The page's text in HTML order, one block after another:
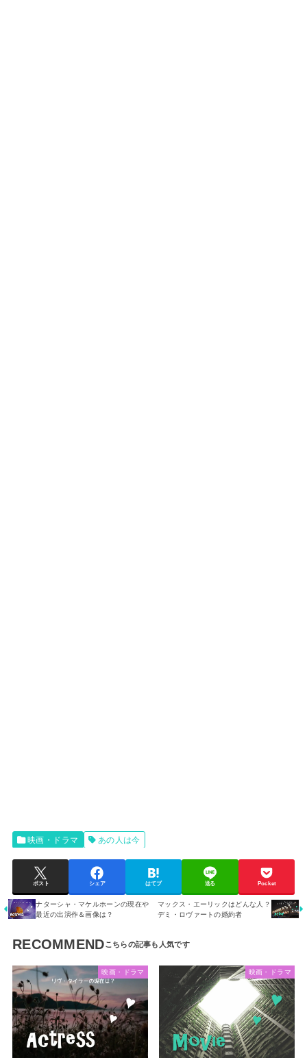
映画・ドラマ あの人は今
ポスト シェア はてブ 送る Pocket
ナターシャ・マケルホーンの現在や
最近の出演作＆画像は？
マックス・エーリックはどんな人？
デミ・ロヴァートの婚約者
RECOMMEND
映画・ドラマ 映画・ドラマ